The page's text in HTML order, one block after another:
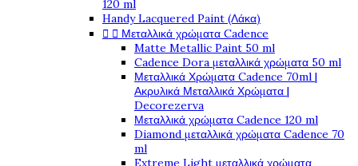
120 ml
Handy Lacquered Paint (Λάκα)
  Μεταλλικά χρώματα Cadence
Matte Metallic Paint 50 ml
Cadence Dora μεταλλικά χρώματα 50 ml
Μεταλλικά Χρώματα Cadence 70ml |
Ακρυλικά Μεταλλικά Χρώματα |
Decorezerva
Μεταλλικά χρώματα Cadence 120 ml
Diamond μεταλλικά χρώματα Cadence 70
ml
Extreme Light μεταλλικά χρώματα